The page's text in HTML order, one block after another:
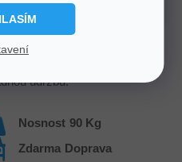
pěny s výškou 14 cm,
Nabízí větší komfort,
údržbu.
90 Kg
Nosnost
Doprava
Zdarma